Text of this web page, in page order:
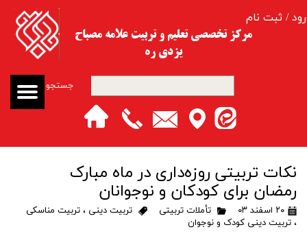
جستجو
/ ثبت نام
حساب کاربری من
خروج از حساب کاربری
مرکز تخصصی تعلیم و تربیت​​​​​​​ علامه مصباح
یزدی ره
​​​​​​​نکات تربیتی روزه‌داری در ماه مبارک
رمضان برای کودکان و نوجوانان
۲۰ اسفند ۰۳ تأملات تربیتی تربیت دینی ،تربیت مناسکی
،تربیت دینی کودک و نوجوان